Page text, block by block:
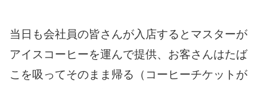
当日も会社員の皆さんが入店するとマスターが
アイスコーヒーを運んで提供、お客さんはたば
こを吸ってそのまま帰る（コーヒーチケットが